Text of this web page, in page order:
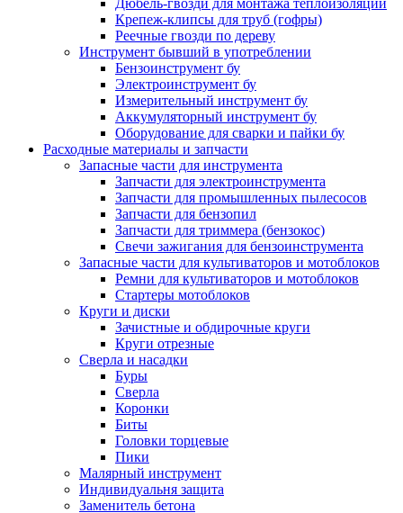
Крепеж-клипсы для труб (гофры)
Реечные гвозди по дереву
Инструмент бывший в употреблении
Бензоинструмент бу
Электроинструмент бу
Измерительный инструмент бу
Аккумуляторный инструмент бу
Оборудование для сварки и пайки бу
Расходные материалы и запчасти
Запасные части для инструмента
Запчасти для электроинструмента
Запчасти для промышленных пылесосов
Запчасти для бензопил
Запчасти для триммера (бензокос)
Свечи зажигания для бензоинструмента
Запасные части для культиваторов и мотоблоков
Ремни для культиваторов и мотоблоков
Стартеры мотоблоков
Круги и диски
Зачистные и обдирочные круги
Круги отрезные
Сверла и насадки
Буры
Сверла
Коронки
Биты
Головки торцевые
Пики
Малярный инструмент
Индивидуальня защита
Заменитель бетона